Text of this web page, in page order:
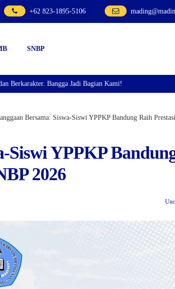
+62 823-1895-5106
SNBP
Bangga Jadi Bagian Kami!
Bersama: Siswa-Siswi YPPKP Bandung Raih
Siswi YPPKP
2026